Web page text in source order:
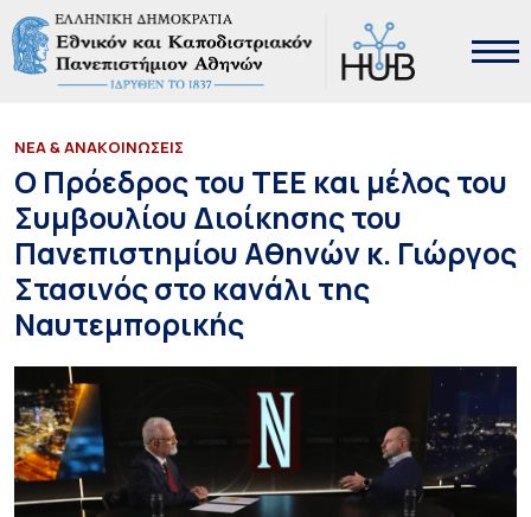
ΝΕΑ & ΑΝΑΚΟΙΝΩΣΕΙΣ
Ο Πρόεδρος του ΤΕΕ και μέλος του
Συμβουλίου Διοίκησης του
Πανεπιστημίου Αθηνών κ. Γιώργος
Στασινός στο κανάλι της
Ναυτεμπορικής